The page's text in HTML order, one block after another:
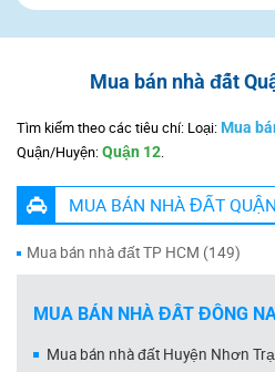
Mua bán nhà đất
Tìm kiếm theo các tiêu chí: Loại: Mua
Quận/Huyện:Quận 12.
MUA BÁN NHÀ ĐẤT
Mua bán nhà đất TP HCM (149)
MUA BÁN NHÀ ĐẤT ĐỒNG
Mua bán nhà đất Huyện Nhơn